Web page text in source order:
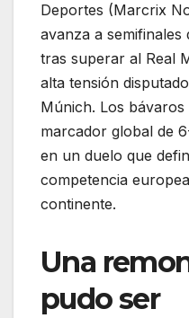
Deportes (Marcrix
avanza a semifinales
tras superar al Real
alta tensión
Múnich. Los
marcador global de
en un duelo que
competencia
continente.
Una
pudo ser